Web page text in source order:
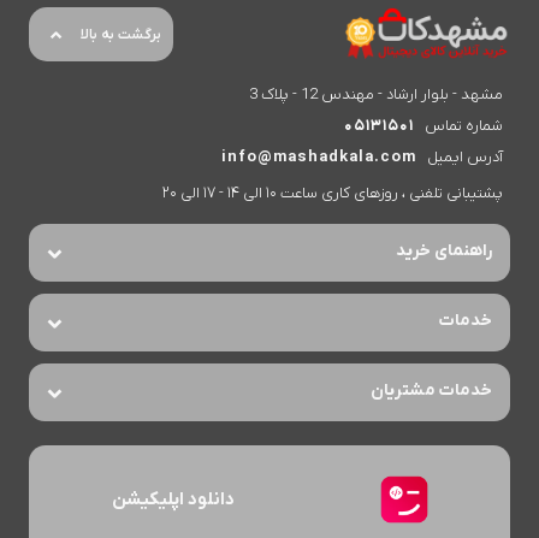
برگشت به بالا
مشهد - بلوار ارشاد - مهندس 12 - پلاک 3
شماره تماس
05131501
آدرس ایمیل
info@mashadkala.com
پشتیبانی تلفنی ، روزهای کاری ساعت 10 الی 14 - 17 الی 20
راهنمای خرید
خدمات
خدمات مشتریان
دانلود اپلیکیشن